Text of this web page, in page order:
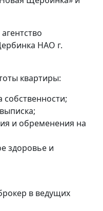
НАО г.
квартиры:
собственности;
и обременения на
здоровье и
в ведущих